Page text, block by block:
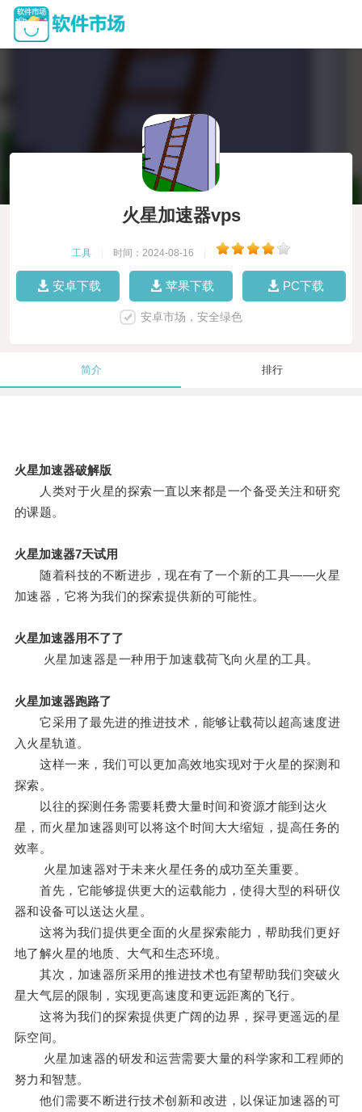
火星加速器vps
工具 时间：2024-08-16
安卓下载 苹果下载 PC下载
安卓市场，安全绿色
简介 排行
火星加速器破解版
人类对于火星的探索一直以来都是一个备受关注和研究
的课题。
火星加速器7天试用
随着科技的不断进步，现在有了一个新的工具——火星
加速器，它将为我们的探索提供新的可能性。
火星加速器用不了了
火星加速器是一种用于加速载荷飞向火星的工具。
火星加速器跑路了
它采用了最先进的推进技术，能够让载荷以超高速度进
入火星轨道。
这样一来，我们可以更加高效地实现对于火星的探测和
探索。
以往的探测任务需要耗费大量时间和资源才能到达火
星，而火星加速器则可以将这个时间大大缩短，提高任务的
效率。
火星加速器对于未来火星任务的成功至关重要。
首先，它能够提供更大的运载能力，使得大型的科研仪
器和设备可以送达火星。
这将为我们提供更全面的火星探索能力，帮助我们更好
地了解火星的地质、大气和生态环境。
其次，加速器所采用的推进技术也有望帮助我们突破火
星大气层的限制，实现更高速度和更远距离的飞行。
这将为我们的探索提供更广阔的边界，探寻更遥远的星
际空间。
火星加速器的研发和运营需要大量的科学家和工程师的
努力和智慧。
他们需要不断进行技术创新和改进，以保证加速器的可